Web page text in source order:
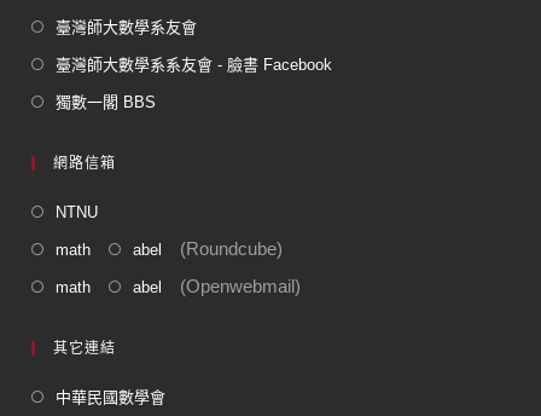
臺灣師大數學系友會
臺灣師大數學系系友會 - 臉書 Facebook
獨數一閣 BBS
網路信箱
NTNU
math abel (Roundcube)
math abel (Openwebmail)
其它連結
中華民國數學會